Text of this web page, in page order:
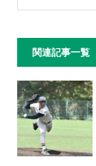
関連記事一覧